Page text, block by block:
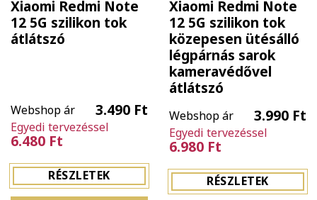
Xiaomi Redmi Note
12 5G szilikon tok
átlátszó
Webshop ár 3.490 Ft
Egyedi tervezéssel
6.480 Ft
RÉSZLETEK
Xiaomi Redmi Note
12 5G szilikon tok
közepesen ütésálló
légpárnás sarok
kameravédővel
átlátszó
Webshop ár 3.990 Ft
Egyedi tervezéssel
6.980 Ft
RÉSZLETEK